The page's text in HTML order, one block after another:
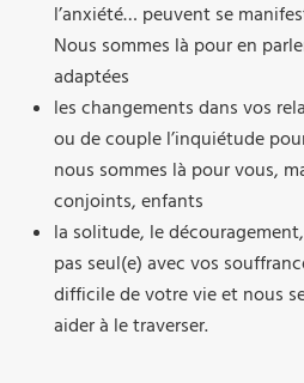
l’anxiété… peuvent se
Nous sommes là pour en
adaptées
les changements dans vos
ou de couple l’inquiétude
nous sommes là pour vous,
conjoints, enfants
la solitude, le
pas seul(e) avec vos
difficile de votre vie et nous
aider à le traverser.